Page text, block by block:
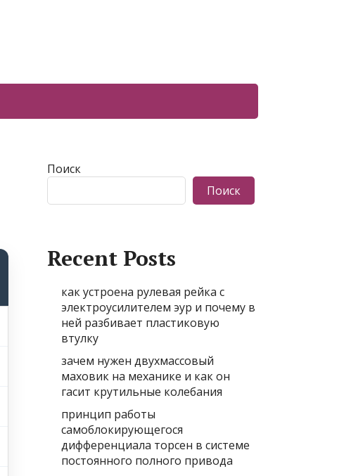
Поиск
Поиск
Recent Posts
как устроена рулевая рейка с
электроусилителем эур и почему в
ней разбивает пластиковую
втулку
зачем нужен двухмассовый
маховик на механике и как он
гасит крутильные колебания
принцип работы
самоблокирующегося
дифференциала торсен в системе
постоянного полного привода